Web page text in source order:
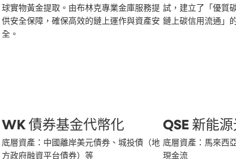
球實物黃金提取。由布林克專業金庫服務提
供安全保障，確保高效的鏈上運作與資產安
全。
試，建立了「優質
鏈上碳信用流通」
WK 債券基金代幣化
底層資產：中國離岸美元債券、城投債（地
方政府融資平台債券）等
QSE 新能
底層資產：馬來西
現金流